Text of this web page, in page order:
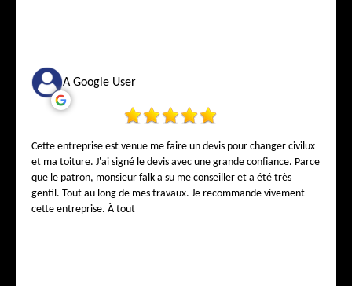
A Google User
Cette entreprise est venue me faire un devis pour changer civilux
et ma toiture. J'ai signé le devis avec une grande confiance. Parce
que le patron, monsieur falk a su me conseiller et a été très
gentil. Tout au long de mes travaux. Je recommande vivement
cette entreprise. À tout